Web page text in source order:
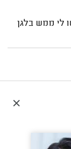
לי ממש בלגן